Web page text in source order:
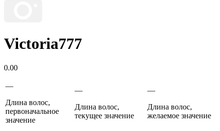
Victoria777
0.00
—
Длина волос,
первоначальное
значение
—
Длина волос,
текущее значение
—
Длина волос,
желаемое значение